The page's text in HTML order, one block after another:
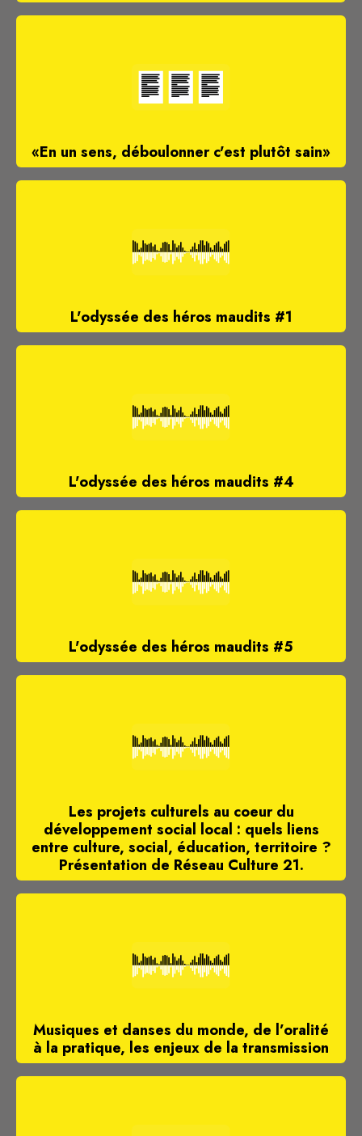
«En un sens, déboulonner c'est plutôt sain»
L'odyssée des héros maudits #1
L'odyssée des héros maudits #4
L'odyssée des héros maudits #5
Les projets culturels au coeur du
développement social local : quels liens
entre culture, social, éducation, territoire ?
Présentation de Réseau Culture 21.
Musiques et danses du monde, de l’oralité
à la pratique, les enjeux de la transmission